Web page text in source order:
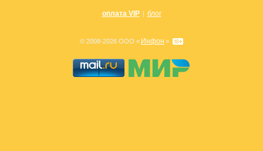
оплата VIP | блог
© 2008-2026 ООО « Инфон »